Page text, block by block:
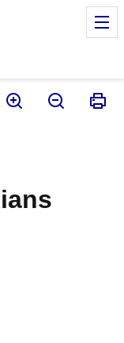
fenêtre
In - nouvelle
par email - nouvelle